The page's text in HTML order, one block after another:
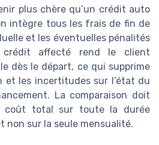
plus chère qu’un crédit auto
intègre tous les frais de fin de
et les éventuelles pénalités
crédit affecté rend le client
dès le départ, ce qui supprime
les incertitudes sur l’état du
La comparaison doit
coût total sur toute la durée
non sur la seule mensualité.